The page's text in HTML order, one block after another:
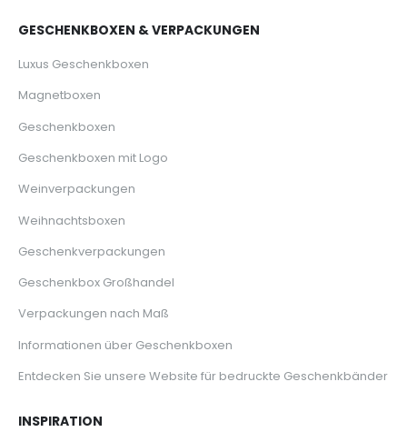
GESCHENKBOXEN & VERPACKUNGEN
Luxus Geschenkboxen
Magnetboxen
Geschenkboxen
Geschenkboxen mit Logo
Weinverpackungen
Weihnachtsboxen
Geschenkverpackungen
Geschenkbox Großhandel
Verpackungen nach Maß
Informationen über Geschenkboxen
Entdecken Sie unsere Website für bedruckte Geschenkbänder
INSPIRATION